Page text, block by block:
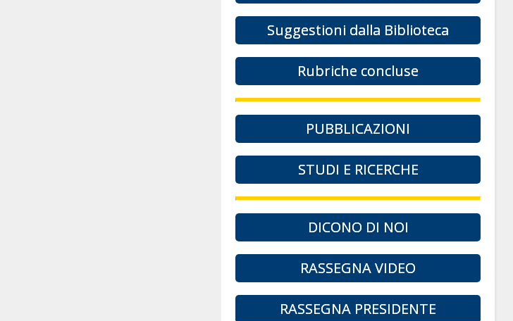
Suggestioni dalla Biblioteca
Rubriche concluse
PUBBLICAZIONI
STUDI E RICERCHE
DICONO DI NOI
RASSEGNA VIDEO
RASSEGNA PRESIDENTE